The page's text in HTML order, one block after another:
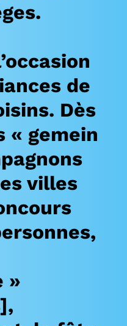
de
Dès
« gemein
villes
»